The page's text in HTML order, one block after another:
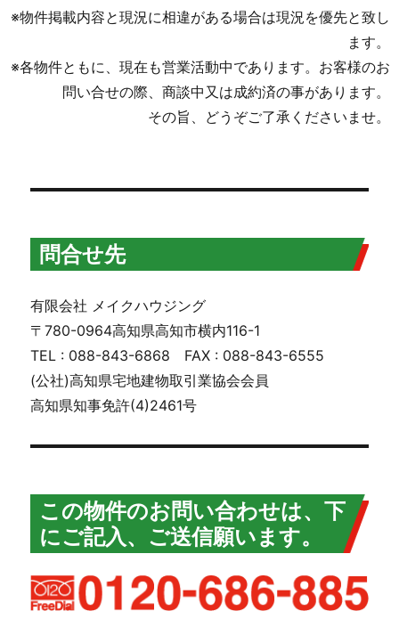
※物件掲載内容と現況に相違がある場合は現況を優先と致し
ます。
※各物件ともに、現在も営業活動中であります。お客様のお
問い合せの際、商談中又は成約済の事があります。
その旨、どうぞご了承くださいませ。
問合せ先
有限会社 メイクハウジング
〒780-0964高知県高知市横内116-1
TEL : 088-843-6868 FAX : 088-843-6555
(公社)高知県宅地建物取引業協会会員
高知県知事免許(4)2461号
この物件のお問い合わせは、下
にご記入、ご送信願います。